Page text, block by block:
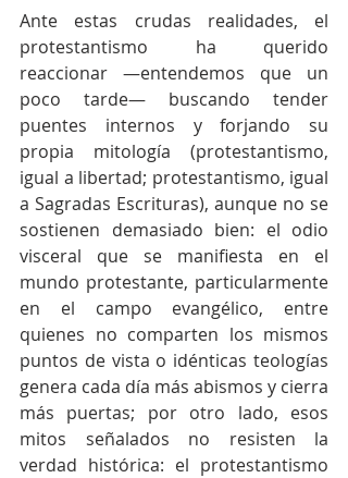
Ante estas crudas realidades, el
protestantismo ha querido
reaccionar —entendemos que un
poco tarde— buscando tender
puentes internos y forjando su
propia mitología (protestantismo,
igual a libertad; protestantismo, igual
a Sagradas Escrituras), aunque no se
sostienen demasiado bien: el odio
visceral que se manifiesta en el
mundo protestante, particularmente
en el campo evangélico, entre
quienes no comparten los mismos
puntos de vista o idénticas teologías
genera cada día más abismos y cierra
más puertas; por otro lado, esos
mitos señalados no resisten la
verdad histórica: el protestantismo